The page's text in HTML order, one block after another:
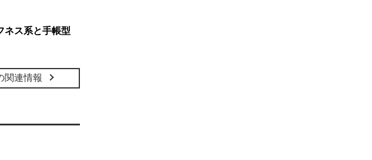
ネス系と手帳型
関連情報